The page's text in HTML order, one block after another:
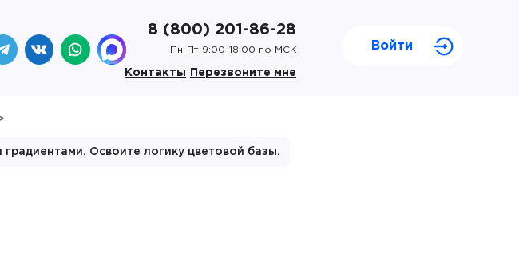
8 (800) 201-86-28
Пн-Пт 9:00-18:00 по МСК
Контакты Перезвоните мне
Войти
Освоите логику цветовой базы.